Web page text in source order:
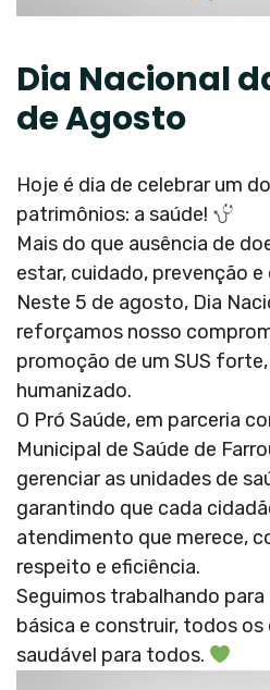
Dia Nacional
de Agosto
Hoje é dia de celebrar um
patrimônios: a saúde!
Mais do que ausência de
estar, cuidado, prevenção
Neste 5 de agosto, Dia
reforçamos nosso
promoção de um SUS
humanizado.
O Pró Saúde, em parceria
Municipal de Saúde de
gerenciar as unidades de
garantindo que cada
atendimento que merece,
respeito e eficiência.
Seguimos trabalhando
básica e construir, todos os
saudável para todos.